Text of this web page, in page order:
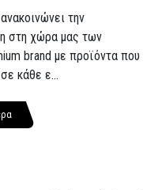
την
στη χώρα μας των
brand με προϊόντα που
κάθε ε...